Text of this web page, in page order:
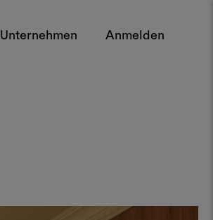
Unternehmen Anmelden